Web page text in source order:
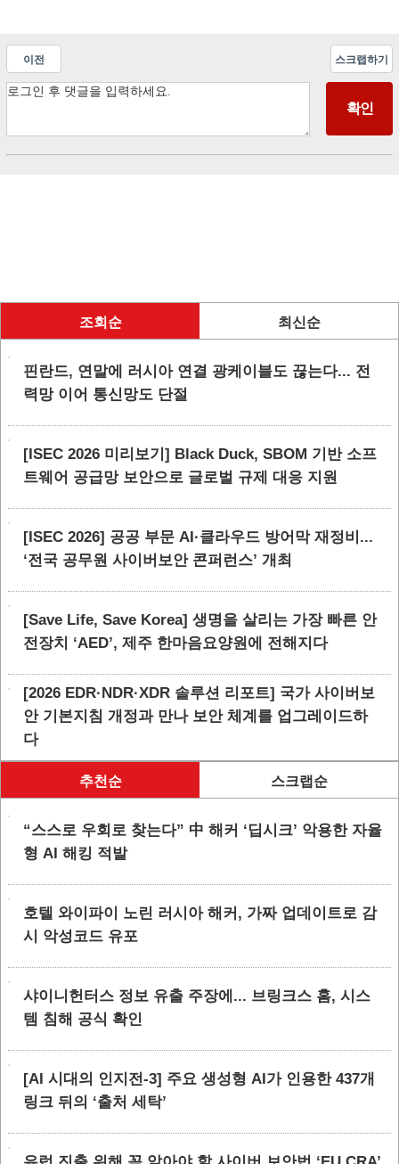
이전 스크랩하기
조회순 최신순
핀란드, 연말에 러시아 연결 광케이블도 끊는다... 전
력망 이어 통신망도 단절
[ISEC 2026 미리보기] Black Duck, SBOM 기반 소프
트웨어 공급망 보안으로 글로벌 규제 대응 지원
[ISEC 2026] 공공 부문 AI·클라우드 방어막 재정비...
‘전국 공무원 사이버보안 콘퍼런스’ 개최
[Save Life, Save Korea] 생명을 살리는 가장 빠른 안
전장치 ‘AED’, 제주 한마음요양원에 전해지다
[2026 EDR·NDR·XDR 솔루션 리포트] 국가 사이버보
안 기본지침 개정과 만나 보안 체계를 업그레이드하
다
추천순 스크랩순
“스스로 우회로 찾는다” 中 해커 ‘딥시크’ 악용한 자율
형 AI 해킹 적발
호텔 와이파이 노린 러시아 해커, 가짜 업데이트로 감
시 악성코드 유포
샤이니헌터스 정보 유출 주장에... 브링크스 홈, 시스
템 침해 공식 확인
[AI 시대의 인지전-3] 주요 생성형 AI가 인용한 437개
링크 뒤의 ‘출처 세탁’